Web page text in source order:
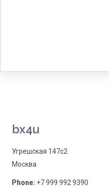
bx4u
Угрешская 147с2
Москва
Phone: +7 999 992 9390